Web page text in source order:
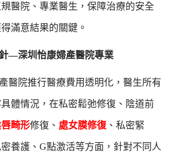
醫院、專業醫生，保障治療的安全
滿意結果的關鍵。
—深圳怡康婦產醫院專業
醫院推行醫療費用透明化，醫生所有
體情況，在私密鬆弛修復、陰道前
畸形修復、 處女膜修復 、私密緊
密養護、G點激活等方面，針對不同人